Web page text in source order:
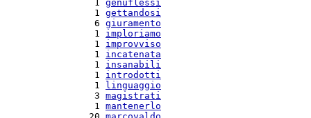
  1
genuflessi
  1
gettandosi
  6
giuramento
  1
imploriamo
  1
improvviso
  1
incatenata
  1
insanabili
  1
introdotti
  1
linguaggio
  3
magistrati
  1
mantenerlo